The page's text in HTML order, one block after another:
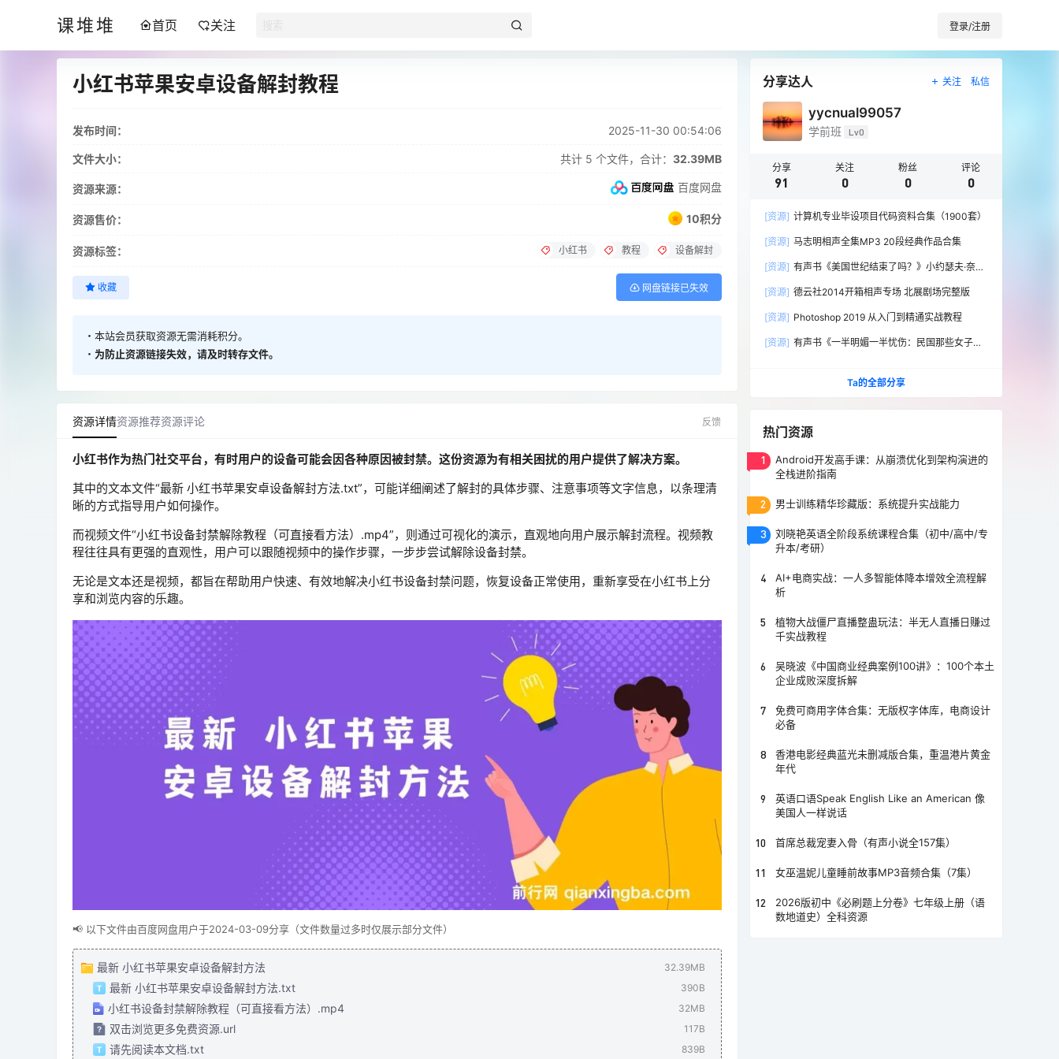
课堆堆 首页 关注 登录/注册
小红书苹果安卓设备解封教程
发布时间： 2025-11-30 00:54:06
文件大小： 共计 5 个文件，合计： 32.39MB
资源来源： 百度网盘
资源售价： 10积分
资源标签： 小红书 教程 设备解封
收藏 网盘链接已失效
・本站会员获取资源无需消耗积分。
・ 为防止资源链接失效，请及时转存文件。
资源详情资源推荐资源评论 反馈
小红书作为热门社交平台，有时用户的设备可能会因各种原因被封禁。这份资源为有相关困扰的用户提供了解决方案。
其中的文本文件“最新 小红书苹果安卓设备解封方法.txt”，可能详细阐述了解封的具体步骤、注意事项等文字信息，以条理清
晰的方式指导用户如何操作。
而视频文件“小红书设备封禁解除教程（可直接看方法）.mp4”，则通过可视化的演示，直观地向用户展示解封流程。视频教
程往往具有更强的直观性，用户可以跟随视频中的操作步骤，一步步尝试解除设备封禁。
无论是文本还是视频，都旨在帮助用户快速、有效地解决小红书设备封禁问题，恢复设备正常使用，重新享受在小红书上分
享和浏览内容的乐趣。
📢 以下文件由百度网盘用户于2024-03-09分享（文件数量过多时仅展示部分文件）
最新 小红书苹果安卓设备解封方法 32.39MB
最新 小红书苹果安卓设备解封方法.txt 390B
小红书设备封禁解除教程（可直接看方法）.mp4 32MB
双击浏览更多免费资源.url 117B
请先阅读本文档.txt 839B
分享达人 关注 私信
yycnual99057
学前班 Lv0
分享
91
关注
0
粉丝
0
评论
0
[资源] 计算机专业毕设项目代码资料合集（1900套）
[资源] 马志明相声全集MP3 20段经典作品合集
[资源] 有声书《美国世纪结束了吗？》小约瑟夫·奈作
[资源] 德云社2014开箱相声专场 北展剧场完整版
[资源] Photoshop 2019 从入门到精通实战教程
[资源] 有声书《一半明媚一半忧伤：民国那些女子》
Ta的全部分享
热门资源
1
Android开发高手课：从崩溃优化到架构演进的
全栈进阶指南
2 男士训练精华珍藏版：系统提升实战能力
3
刘晓艳英语全阶段系统课程合集（初中/高中/专
升本/考研）
4
AI+电商实战：一人多智能体降本增效全流程解
析
5
植物大战僵尸直播整蛊玩法：半无人直播日赚过
千实战教程
6
吴晓波《中国商业经典案例100讲》：100个本土
企业成败深度拆解
7
免费可商用字体合集：无版权字体库，电商设计
必备
8
香港电影经典蓝光未删减版合集，重温港片黄金
年代
9
英语口语Speak English Like an American 像
美国人一样说话
10 首席总裁宠妻入骨（有声小说全157集）
11 女巫温妮儿童睡前故事MP3音频合集（7集）
12
2026版初中《必刷题上分卷》七年级上册（语
数地道史）全科资源